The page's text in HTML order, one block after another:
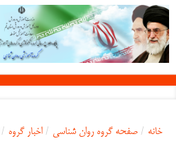
خانه / صفحه گروه روان شناسی / اخبار گروه /